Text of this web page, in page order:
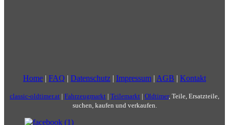
Home | FAQ | Datenschutz | Impressum | AGB | Kontakt
classic-oldtimer.at | Fahrzeugmarkt | Teilemarkt | Oldtimer, Teile, Ersatzteile,
suchen, kaufen und verkaufen.